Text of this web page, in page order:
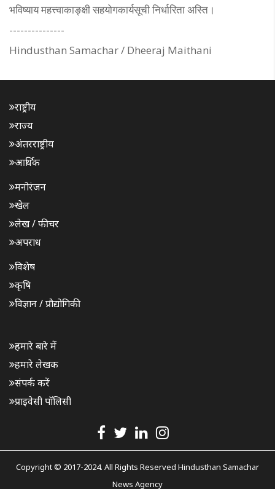
भविष्याय महत्त्वाकाङ्क्षी सहयोगकार्यसूची निर्धारिता अस्ति।
---------------
Hindusthan Samachar / Dheeraj Maithani
राष्ट्रीय
राज्य
अंतरराष्ट्रीय
आर्थिक
मनोरंजन
खेल
लेख / फीचर
अपराध
विशेष
कृषि
विज्ञान / प्रौद्योगिकी
हमारे बारे में
हमारे लेखक
संपर्क करें
प्राइवेसी पॉलिसी
Copyright © 2017-2024. All Rights Reserved Hindusthan Samachar
News Agency